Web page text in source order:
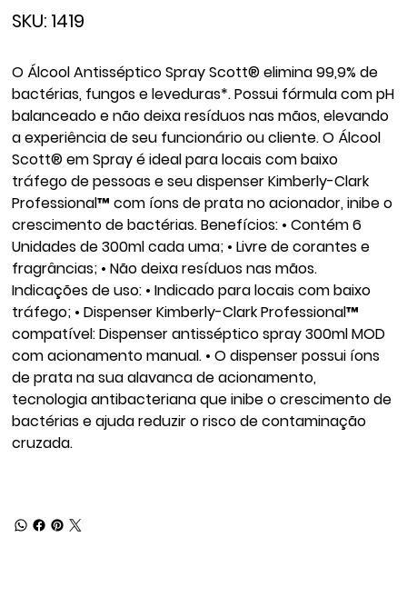
SKU:
1419
1419
O Álcool Antisséptico Spray Scott® elimina 99,9% de
bactérias, fungos e leveduras*. Possui fórmula com pH
balanceado e não deixa resíduos nas mãos, elevando
a experiência de seu funcionário ou cliente. O Álcool
Scott® em Spray é ideal para locais com baixo
tráfego de pessoas e seu dispenser Kimberly-Clark
Professional™ com íons de prata no acionador, inibe o
crescimento de bactérias. Benefícios: • Contém 6
Unidades de 300ml cada uma; • Livre de corantes e
fragrâncias; • Não deixa resíduos nas mãos.
Indicações de uso: • Indicado para locais com baixo
tráfego; • Dispenser Kimberly-Clark Professional™
compatível: Dispenser antisséptico spray 300ml MOD
com acionamento manual. • O dispenser possui íons
de prata na sua alavanca de acionamento,
tecnologia antibacteriana que inibe o crescimento de
bactérias e ajuda reduzir o risco de contaminação
cruzada.